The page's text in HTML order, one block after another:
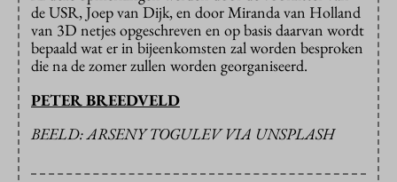
de USR, Joep van Dijk, en door Miranda van Holland
van 3D netjes opgeschreven en op basis daarvan wordt
bepaald wat er in bijeenkomsten zal worden besproken
die na de zomer zullen worden georganiseerd.
PETER BREEDVELD
BEELD: ARSENY TOGULEV VIA UNSPLASH